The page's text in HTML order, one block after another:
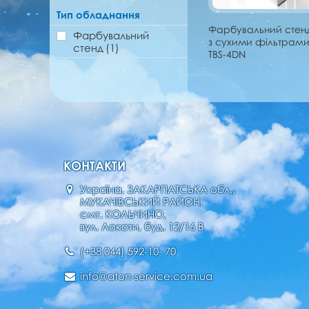
Тип обладнання
Фарбувальний
стенд (1)
Фарбувальний
з сухими фільтрами
TBS-4DN
КОНТАКТИ
Україна, ЗАКАРПАТСЬКА обл.,
МУКАЧІВСЬКИЙ РАЙОН,
смт. КОЛЬЧИНО,
вул. Локоти, буд. 12/16 В
(+38 044) 592-10- 70
info@aton-service.com.ua